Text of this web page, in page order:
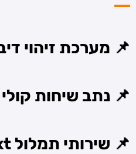
📌 מערכת זיהוי
📌 נתב שיחות קולי
📌 שירותי תמלול Voice To Text.